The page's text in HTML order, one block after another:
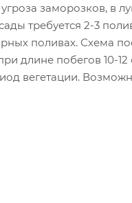
заморозков, в
требуется 2-3
поливах. Схема
длине побегов 10-
вегетации.